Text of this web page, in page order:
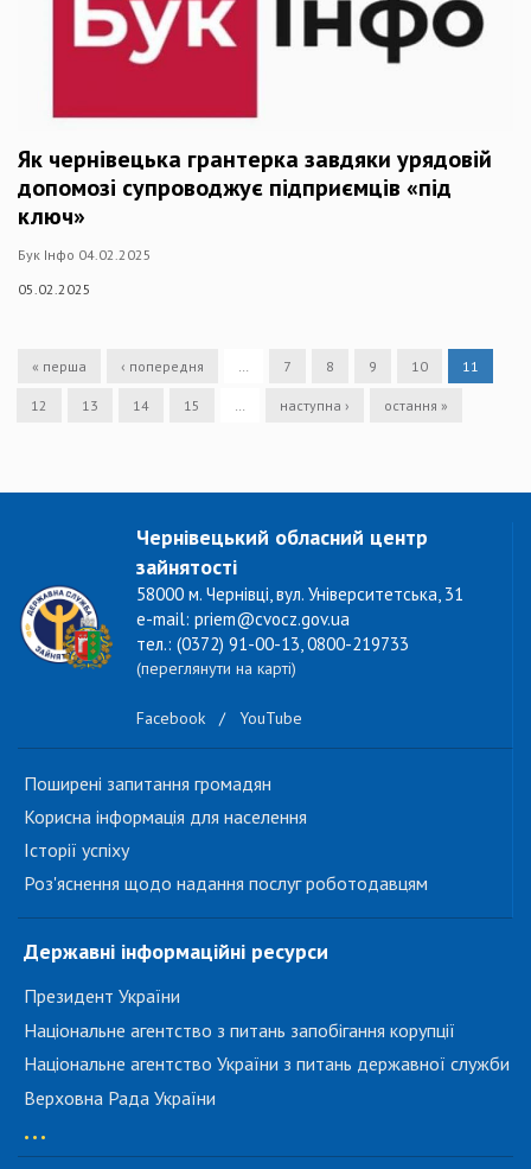
Як чернівецька грантерка завдяки урядовій
допомозі супроводжує підприємців «під
ключ»
Бук Інфо 04.02.2025
05.02.2025
« перша ‹ попередня … 7 8 9 10 11
12 13 14 15 … наступна › остання »
Чернівецький обласний центр
зайнятості
58000 м. Чернівці, вул. Університетська, 31
e-mail: priem@cvocz.gov.ua
тел.: (0372) 91-00-13, 0800-219733
(переглянути на карті)
Facebook / YouTube
Поширені запитання громадян
Корисна інформація для населення
Історії успіху
Роз'яснення щодо надання послуг роботодавцям
Державні інформаційні ресурси
Президент України
Національне агентство з питань запобігання корупції
Національне агентство України з питань державної служби
Верховна Рада України
...